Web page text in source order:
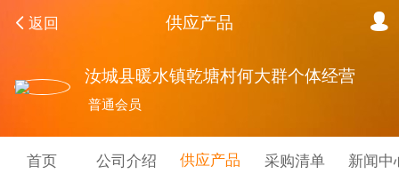
返回 供应产品
汝城县暖水镇乾塘村何大群个体经营
普通会员
首页 公司介绍 供应产品 采购清单 新闻中